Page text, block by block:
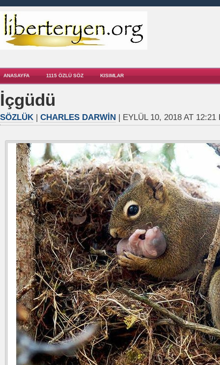
ANASAYFA 1115 ÖZLÜ SÖZ KISIMLAR
İçgüdü
SÖZLÜK | CHARLES DARWIN | EYLÜL 10, 2018 AT 12:21